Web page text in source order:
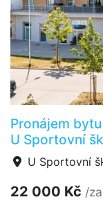
Pronájem
U Sportovní
U Sportovní
22 000 Kč /